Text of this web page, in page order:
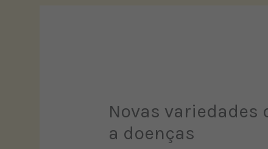
Novas
a doenças